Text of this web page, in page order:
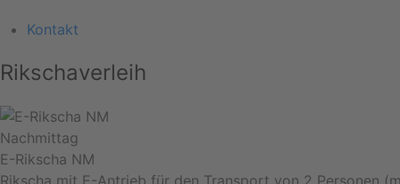
Kontakt
Rikschaverleih
Nachmittag
E-Rikscha NM